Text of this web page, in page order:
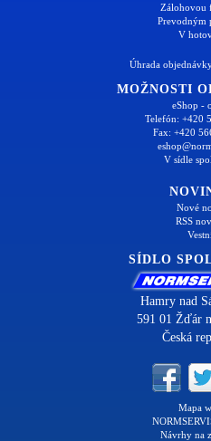
Zálohovou
Prevodným
V
Úhrada
MOŽNOSTI
eShop -
Telefón: +420
Fax: +420
V sídle
Nové
RSS
SÍDLO
Hamry nad
591 01 Žďár
Česká
Mapa
Návrhy na